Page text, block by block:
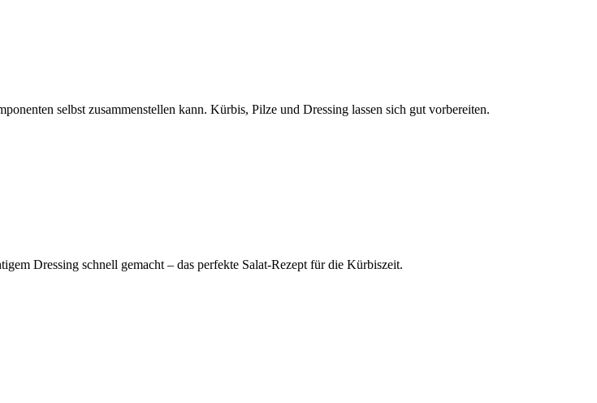
selbst zusammenstellen kann. Kürbis, Pilze und Dressing lassen sich gut vorbereiten.
Dressing schnell gemacht – das perfekte Salat-Rezept für die Kürbiszeit.